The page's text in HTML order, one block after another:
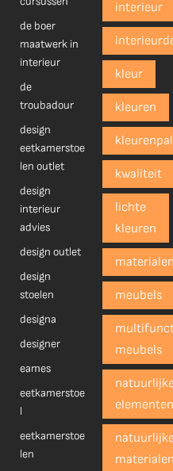
de boer
maatwerk in
interieur
de
troubadour
design
eetkamerstoe
len outlet
design
interieur
advies
design outlet
design
stoelen
designa
designer
eames
eetkamerstoe
l
eetkamerstoe
len
interieur
kleur
kleuren
kwaliteit
lichte
kleuren
meubels
meubels